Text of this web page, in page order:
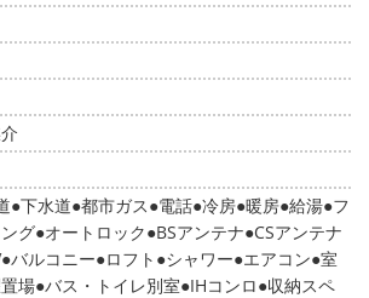
下水道 都市ガス 電話 冷房 暖房 給湯 フ
グ オートロック BSアンテナ CSアンテナ
バルコニー ロフト シャワー エアコン 室
場 バス・トイレ別室 IHコンロ 収納スペ